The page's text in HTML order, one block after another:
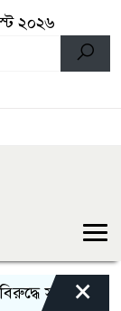
২০২৬
থাকার×